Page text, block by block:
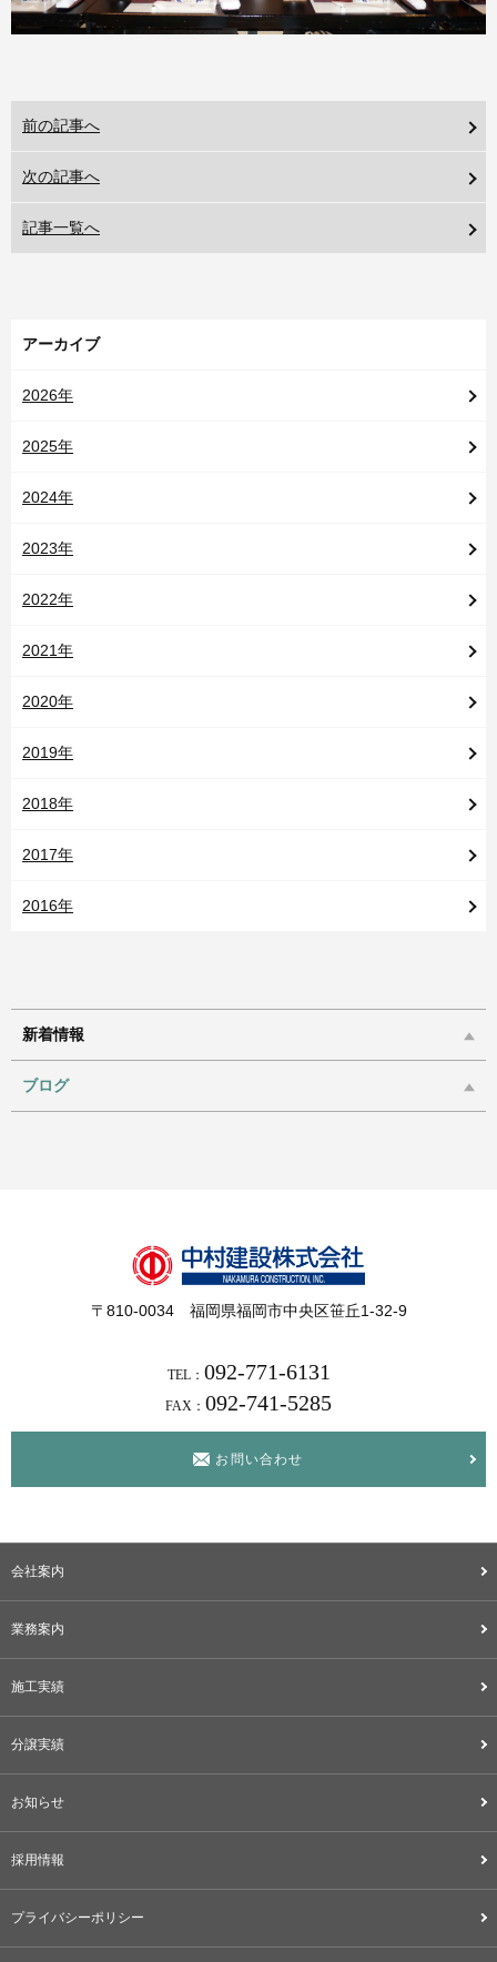
前の記事へ
次の記事へ
記事一覧へ
アーカイブ
2026年
2025年
2024年
2023年
2022年
2021年
2020年
2019年
2018年
2017年
2016年
新着情報
ブログ
〒810-0034 福岡県福岡市中央区笹丘1-32-9
TEL： 092-771-6131
FAX： 092-741-5285
お問い合わせ
会社案内
業務案内
施工実績
分譲実績
お知らせ
採用情報
プライバシーポリシー